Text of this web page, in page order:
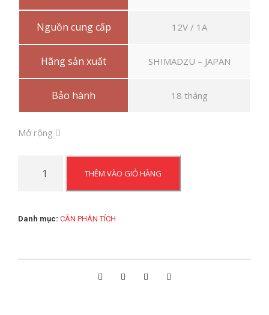
Nguồn cung cấp 12V / 1A
Hãng sản xuất SHIMADZU – JAPAN
Bảo hành 18 tháng
Mở rộng
ATY
THÊM VÀO GIỎ HÀNG
Danh mục: CÂN PHÂN TÍCH